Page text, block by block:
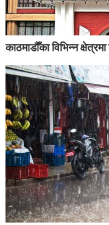
काठमाडौँका विभिन्न